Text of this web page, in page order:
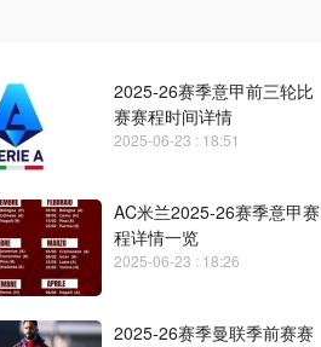
2025-26赛季意甲前三轮比
赛赛程时间详情
2025-06-23 : 18:51
AC米兰2025-26赛季意甲赛
程详情一览
2025-06-23 : 18:26
2025-26赛季曼联季前赛赛